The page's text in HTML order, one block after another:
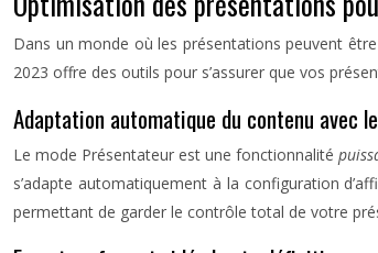
Dans un monde où les présentations peuvent
2023 offre des outils pour s’assurer que vos
Adaptation automatique du contenu avec
Le mode Présentateur est une fonctionnalité
s’adapte automatiquement à la configuration
permettant de garder le contrôle total de votre